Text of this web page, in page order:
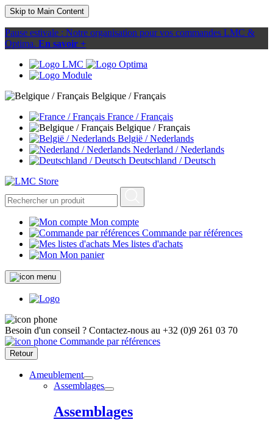
Skip to Main Content
Pause estivale : Notre organisation pour vos commandes LMC &
Optima. En savoir +
Belgique / Français
France / Français
Belgique / Français
België / Nederlands
Nederland / Nederlands
Deutschland / Deutsch
Mon compte
Commande par références
Mes listes d'achats
Mon panier
Besoin d'un conseil ? Contactez-nous au +32 (0)9 261 03 70
Commande par références
Retour
Ameublement
Assemblages
Assemblages